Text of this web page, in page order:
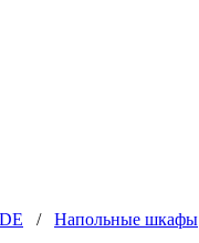
/ Напольные шкафы